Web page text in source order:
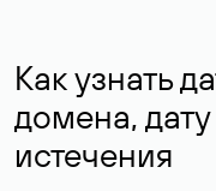
Как узнать
домена,
истечения